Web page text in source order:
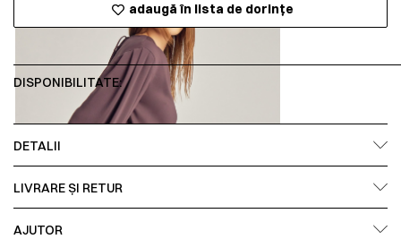
adaugă în lista de dorințe
DISPONIBILITATE:
DETALII
LIVRARE ȘI RETUR
AJUTOR